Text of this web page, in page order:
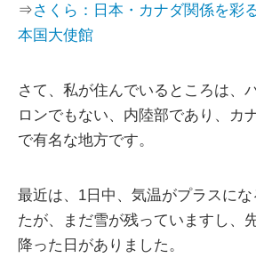
⇒さくら：日本・カナダ関係を彩
本国大使館
さて、私が住んでいるところは、
ロンでもない、内陸部であり、カ
で有名な地方です。
最近は、1日中、気温がプラスに
たが、まだ雪が残っていますし、
降った日がありました。